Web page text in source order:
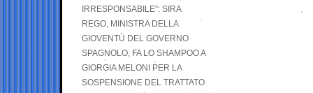
IRRESPONSABILE”: SIRA
REGO, MINISTRA DELLA
GIOVENTÙ DEL GOVERNO
SPAGNOLO, FA LO SHAMPOO A
GIORGIA MELONI PER LA
SOSPENSIONE DEL TRATTATO